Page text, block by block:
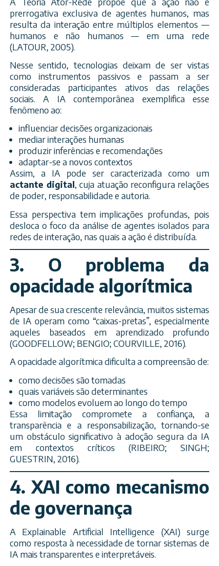
prerrogativa exclusiva de agentes humanos, mas
resulta da interação entre múltiplos elementos —
humanos e não humanos — em uma rede
(LATOUR, 2005).
Nesse sentido, tecnologias deixam de ser vistas
como instrumentos passivos e passam a ser
consideradas participantes ativos das relações
sociais. A IA contemporânea exemplifica esse
fenômeno ao:
influenciar decisões organizacionais
mediar interações humanas
produzir inferências e recomendações
adaptar-se a novos contextos
Assim, a IA pode ser caracterizada como um
actante digital, cuja atuação reconfigura relações
de poder, responsabilidade e autoria.
Essa perspectiva tem implicações profundas, pois
desloca o foco da análise de agentes isolados para
redes de interação, nas quais a ação é distribuída.
3. O problema da
opacidade algorítmica
Apesar de sua crescente relevância, muitos sistemas
de IA operam como “caixas-pretas”, especialmente
aqueles baseados em aprendizado profundo
(GOODFELLOW; BENGIO; COURVILLE, 2016).
A opacidade algorítmica dificulta a compreensão de:
como decisões são tomadas
quais variáveis são determinantes
como modelos evoluem ao longo do tempo
Essa limitação compromete a confiança, a
transparência e a responsabilização, tornando-se
um obstáculo significativo à adoção segura da IA
em contextos críticos (RIBEIRO; SINGH;
GUESTRIN, 2016).
4. XAI como mecanismo
de governança
A Explainable Artificial Intelligence (XAI) surge
como resposta à necessidade de tornar sistemas de
IA mais transparentes e interpretáveis.